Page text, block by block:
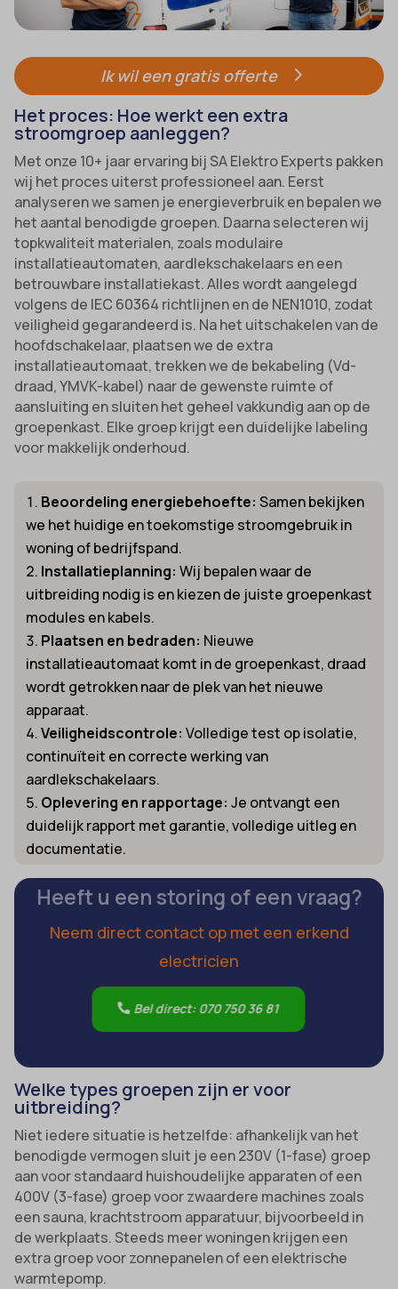
Ik wil een gratis offerte
Het proces: Hoe werkt een extra
stroomgroep aanleggen?
Met onze 10+ jaar ervaring bij SA Elektro Experts pakken
wij het proces uiterst professioneel aan. Eerst
analyseren we samen je energieverbruik en bepalen we
het aantal benodigde groepen. Daarna selecteren wij
topkwaliteit materialen, zoals modulaire
installatieautomaten, aardlekschakelaars en een
betrouwbare installatiekast. Alles wordt aangelegd
volgens de IEC 60364 richtlijnen en de NEN1010, zodat
veiligheid gegarandeerd is. Na het uitschakelen van de
hoofdschakelaar, plaatsen we de extra
installatieautomaat, trekken we de bekabeling (Vd-
draad, YMVK-kabel) naar de gewenste ruimte of
aansluiting en sluiten het geheel vakkundig aan op de
groepenkast. Elke groep krijgt een duidelijke labeling
voor makkelijk onderhoud.
Beoordeling energiebehoefte: Samen bekijken
we het huidige en toekomstige stroomgebruik in
woning of bedrijfspand.
Installatieplanning: Wij bepalen waar de
uitbreiding nodig is en kiezen de juiste groepenkast
modules en kabels.
Plaatsen en bedraden: Nieuwe
installatieautomaat komt in de groepenkast, draad
wordt getrokken naar de plek van het nieuwe
apparaat.
Veiligheidscontrole: Volledige test op isolatie,
continuïteit en correcte werking van
aardlekschakelaars.
Oplevering en rapportage: Je ontvangt een
duidelijk rapport met garantie, volledige uitleg en
documentatie.
Heeft u een storing of een vraag?
Neem direct contact op met een erkend
electricien
Bel direct: 070 750 36 81
Welke types groepen zijn er voor
uitbreiding?
Niet iedere situatie is hetzelfde: afhankelijk van het
benodigde vermogen sluit je een 230V (1-fase) groep
aan voor standaard huishoudelijke apparaten of een
400V (3-fase) groep voor zwaardere machines zoals
een sauna, krachtstroom apparatuur, bijvoorbeeld in
de werkplaats. Steeds meer woningen krijgen een
extra groep voor zonnepanelen of een elektrische
warmtepomp.